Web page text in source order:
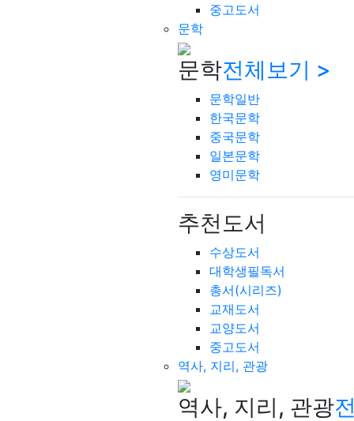
중고도서
문학
문학전체보기 >
문학일반
한국문학
중국문학
일본문학
영미문학
추천도서
수상도서
대학생필독서
총서(시리즈)
교재도서
교양도서
중고도서
역사, 지리, 관광
역사, 지리, 관광